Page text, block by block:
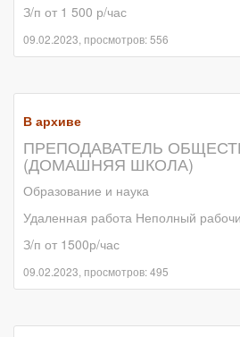
З/п от 1 500 р/час
09.02.2023, просмотров: 556
В архиве
ПРЕПОДАВАТЕЛЬ
(ДОМАШНЯЯ ШКОЛА)
Образование и наука
Удаленная работа Неполный
З/п от 1500р/час
09.02.2023, просмотров: 495